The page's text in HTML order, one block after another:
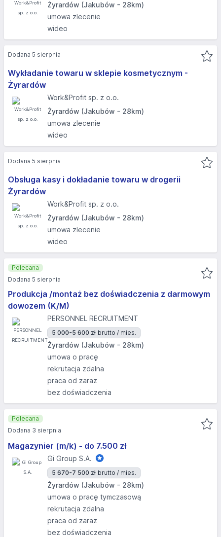
Żyrardów (Jakubów - 28km)
umowa zlecenie
wideo
Wykładanie towaru w sklepie kosmetycznym -
Żyrardów
Work&Profit sp. z o.o.
Żyrardów (Jakubów - 28km)
umowa zlecenie
wideo
Dodana 5 sierpnia
Obsługa kasy i dokładanie towaru w drogerii
Żyrardów
Work&Profit sp. z o.o.
Żyrardów (Jakubów - 28km)
umowa zlecenie
wideo
Dodana 5 sierpnia
Produkcja /montaż bez doświadczenia z darmowym
dowozem (K/M)
PERSONNEL RECRUITMENT
5 000-5 600 zł brutto / mies.
Żyrardów (Jakubów - 28km)
umowa o pracę
rekrutacja zdalna
praca od zaraz
bez doświadczenia
Polecana
Dodana 5 sierpnia
Magazynier (m/k) - do 7.500 zł
Gi Group S.A.
5 670-7 500 zł brutto / mies.
Żyrardów (Jakubów - 28km)
umowa o pracę tymczasową
rekrutacja zdalna
praca od zaraz
bez doświadczenia
Polecana
Dodana 3 sierpnia